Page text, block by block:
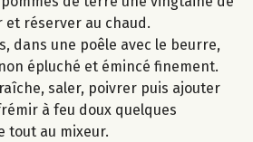
et réserver au chaud.
dans une poêle avec le beurre,
épluché et émincé finement.
saler, poivrer puis ajouter
à feu doux quelques
tout au mixeur.